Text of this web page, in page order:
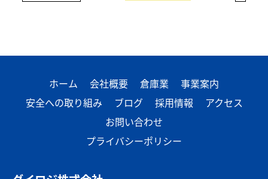
ホーム 会社概要 倉庫業
事業案内
安全への取り組み
ブログ 採用情報
アクセス
お問い合わせ
プライバシーポリシー